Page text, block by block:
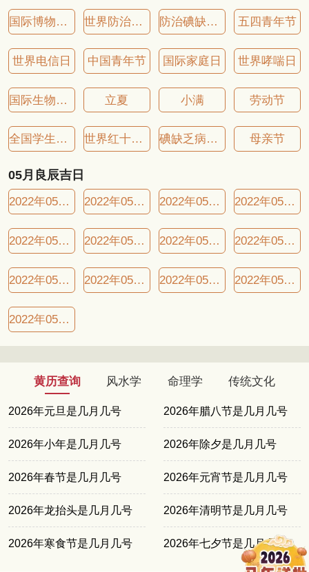
国际博物馆日 世界防治哮喘日 防治碘缺乏病日 五四青年节
世界电信日 中国青年节 国际家庭日 世界哮喘日
国际生物多样性日 立夏 小满 劳动节
全国学生营养日 世界红十字日 碘缺乏病防治日 母亲节
05月良辰吉日
2022年05月01日良辰吉日 2022年05月05日良辰吉日 2022年05月07日良辰吉日 2022年05月08日良辰吉日
2022年05月09日良辰吉日 2022年05月11日良辰吉日 2022年05月13日良辰吉日 2022年05月15日良辰吉日
2022年05月17日良辰吉日 2022年05月20日良辰吉日 2022年05月23日良辰吉日 2022年05月26日良辰吉日
2022年05月27日良辰吉日
黄历查询 风水学 命理学 传统文化
2026年元旦是几月几号 2026年腊八节是几月几号
2026年小年是几月几号 2026年除夕是几月几号
2026年春节是几月几号 2026年元宵节是几月几号
2026年龙抬头是几月几号 2026年清明节是几月几号
2026年寒食节是几月几号 2026年七夕节是几月几号